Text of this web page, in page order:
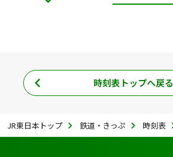
時刻表トップへ戻る
JR東日本トップ 鉄道・きっぷ 時刻表